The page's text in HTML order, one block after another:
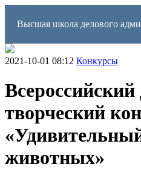
Высшая школа делового
2021-10-01 08:12 Конкурсы
Всероссийский
творческий
животных»